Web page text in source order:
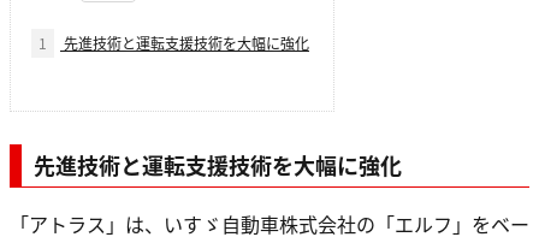
1 先進技術と運転支援技術を大幅に強化
先進技術と運転支援技術を大幅に強化
「アトラス」は、いすゞ自動車株式会社の「エルフ」をベー